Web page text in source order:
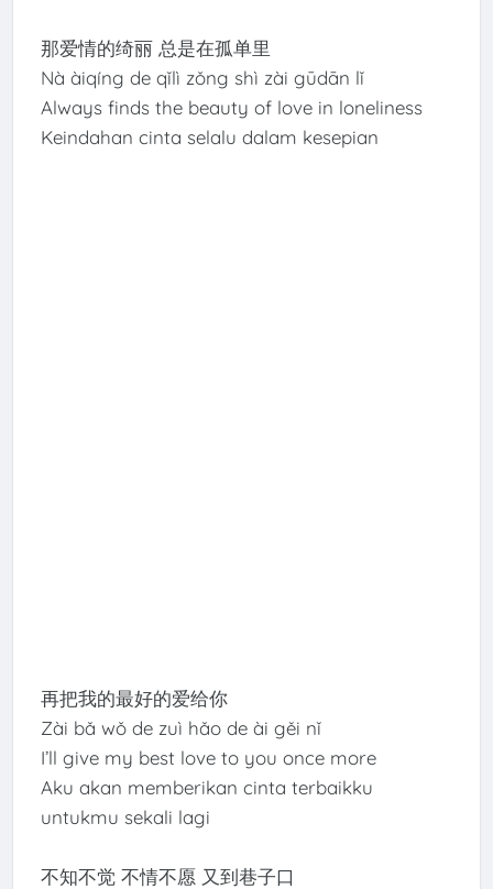
那爱情的绮丽 总是在孤单里
Nà àiqíng de qǐlì zǒng shì zài gūdān lǐ
Always finds the beauty of love in loneliness
Keindahan cinta selalu dalam kesepian
再把我的最好的爱给你
Zài bǎ wǒ de zuì hǎo de ài gěi nǐ
I’ll give my best love to you once more
Aku akan memberikan cinta terbaikku
untukmu sekali lagi
不知不觉 不情不愿 又到巷子口